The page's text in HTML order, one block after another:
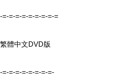
=-=-=-=-=-=-=-=
體中文DVD版
=-=-=-=-=-=-=-